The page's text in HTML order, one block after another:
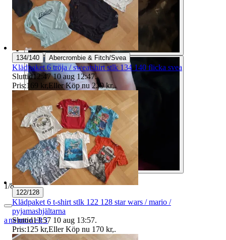
1 /8
anemone83
134/140 | Abercrombie & Fitch/Svea
Klädpaket 6 tröja / sweatshirt stlk 134 140 flicka svea
Sluttid12:47 10 aug 12:47.
Pris:169 kr,Eller Köp nu 229 kr,.
122/128
Klädpaket 6 t-shirt stlk 122 128 star wars / mario /
pyjamashjältarna
Sluttid13:57 10 aug 13:57.
Pris:125 kr,Eller Köp nu 170 kr,.